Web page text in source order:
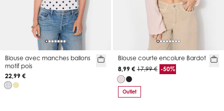
Blouse avec manches ballons
motif pois
22,99 €
Blouse courte encolure Bardot
8,99 € 17,99 € -50%
Outlet